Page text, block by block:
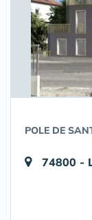
POLE DE
74800 -